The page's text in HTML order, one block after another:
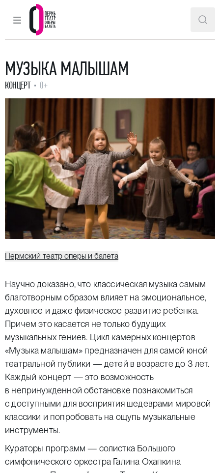
ГЛАВНОЕ МЕНЮ
Пермский театр оперы и балета
МУЗЫКА МАЛЫШАМ
КОНЦЕРТ 0+
Пермский театр оперы и балета
Научно доказано, что классическая музыка самым
благотворным образом влияет на эмоциональное,
духовное и даже физическое развитие ребенка.
Причем это касается не только будущих
музыкальных гениев. Цикл камерных концертов
«Музыка малышам» предназначен для самой юной
театральной публики — детей в возрасте до 3 лет.
Каждый концерт — это возможность
в непринужденной обстановке познакомиться
с доступными для восприятия шедеврами мировой
классики и попробовать на ощупь музыкальные
инструменты.
Кураторы программ — солистка Большого
симфонического оркестра Галина Охапкина